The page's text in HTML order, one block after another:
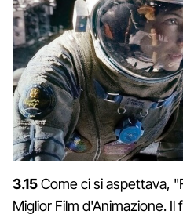
3.15Come ci si aspettava,
Miglior Film d'Animazione.